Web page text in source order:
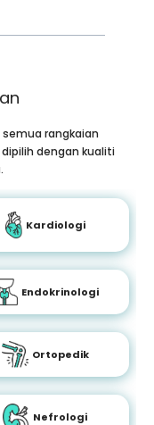
rangkaian
dengan kualiti
Kardiologi
Endokrinologi
Ortopedik
Nefrologi